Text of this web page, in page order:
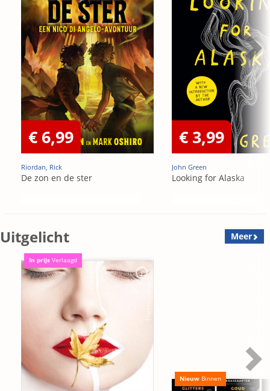
€ 6,99
Riordan, Rick
De zon en de ster
€ 3,99
John Green
Looking for Alaska
Uitgelicht Meer
In prijs Verlaagd
Nieuw Binnen